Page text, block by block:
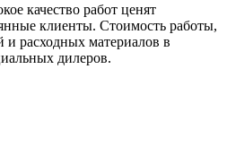
качество работ ценят
клиенты. Стоимость работы,
и расходных материалов в
дилеров.